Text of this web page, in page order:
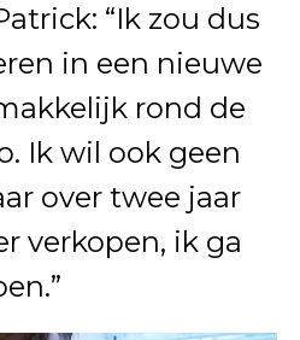
“Ik zou dus
in een nieuwe
rond de
Ik wil ook geen
over twee jaar
verkopen, ik ga